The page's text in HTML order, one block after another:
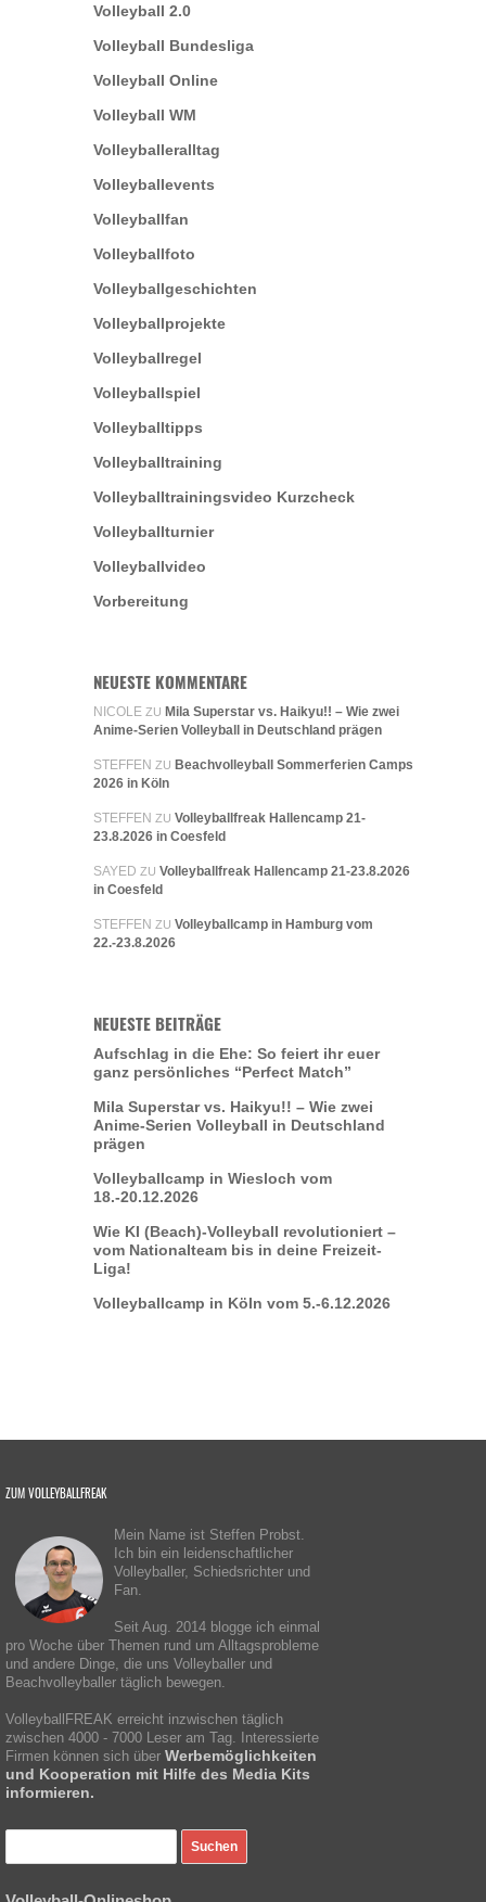
Volleyball 2.0
Volleyball Bundesliga
Volleyball Online
Volleyball WM
Volleyballeralltag
Volleyballevents
Volleyballfan
Volleyballfoto
Volleyballgeschichten
Volleyballprojekte
Volleyballregel
Volleyballspiel
Volleyballtipps
Volleyballtraining
Volleyballtrainingsvideo Kurzcheck
Volleyballturnier
Volleyballvideo
Vorbereitung
NEUESTE KOMMENTARE
NICOLE ZU Mila Superstar vs. Haikyu!! – Wie zwei
Anime-Serien Volleyball in Deutschland prägen
STEFFEN ZU Beachvolleyball Sommerferien Camps
2026 in Köln
STEFFEN ZU Volleyballfreak Hallencamp 21-
23.8.2026 in Coesfeld
SAYED ZU Volleyballfreak Hallencamp 21-23.8.2026
in Coesfeld
STEFFEN ZU Volleyballcamp in Hamburg vom
22.-23.8.2026
NEUESTE BEITRÄGE
Aufschlag in die Ehe: So feiert ihr euer
ganz persönliches “Perfect Match”
Mila Superstar vs. Haikyu!! – Wie zwei
Anime-Serien Volleyball in Deutschland
prägen
Volleyballcamp in Wiesloch vom
18.-20.12.2026
Wie KI (Beach)-Volleyball revolutioniert –
vom Nationalteam bis in deine Freizeit-
Liga!
Volleyballcamp in Köln vom 5.-6.12.2026
ZUM VOLLEYBALLFREAK
Mein Name ist Steffen Probst.
Ich bin ein leidenschaftlicher
Volleyballer, Schiedsrichter und
Fan.
Seit Aug. 2014 blogge ich einmal
pro Woche über Themen rund um Alltagsprobleme
und andere Dinge, die uns Volleyballer und
Beachvolleyballer täglich bewegen.
VolleyballFREAK erreicht inzwischen täglich
zwischen 4000 - 7000 Leser am Tag. Interessierte
Firmen können sich über Werbemöglichkeiten
und Kooperation mit Hilfe des Media Kits
informieren.